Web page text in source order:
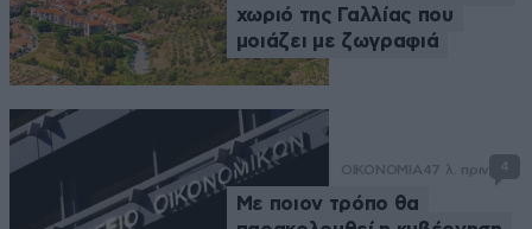
χωριό της Γαλλίας που
μοιάζει με ζωγραφιά
ΟΙΚΟΝΟΜΙΑ47 λ. πριν 4
Με ποιον τρόπο θα